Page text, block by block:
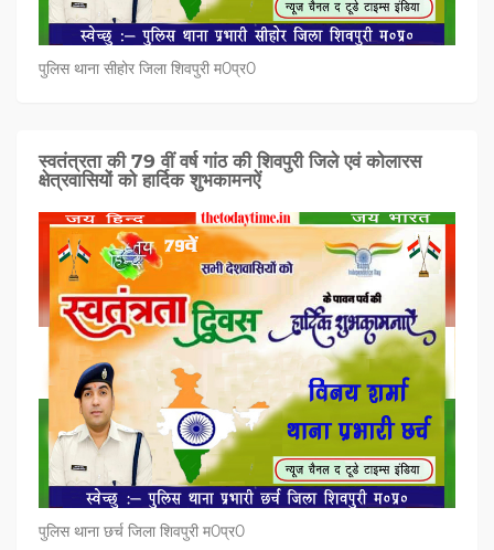
पुलिस थाना सीहोर जिला शिवपुरी म0प्र0
स्वतंत्रता की 79 वीं वर्ष गांठ की शिवपुरी जिले एवं कोलारस
क्षेत्रवासियों को हार्दिक शुभकामनऐं
पुलिस थाना छर्च जिला शिवपुरी म0प्र0